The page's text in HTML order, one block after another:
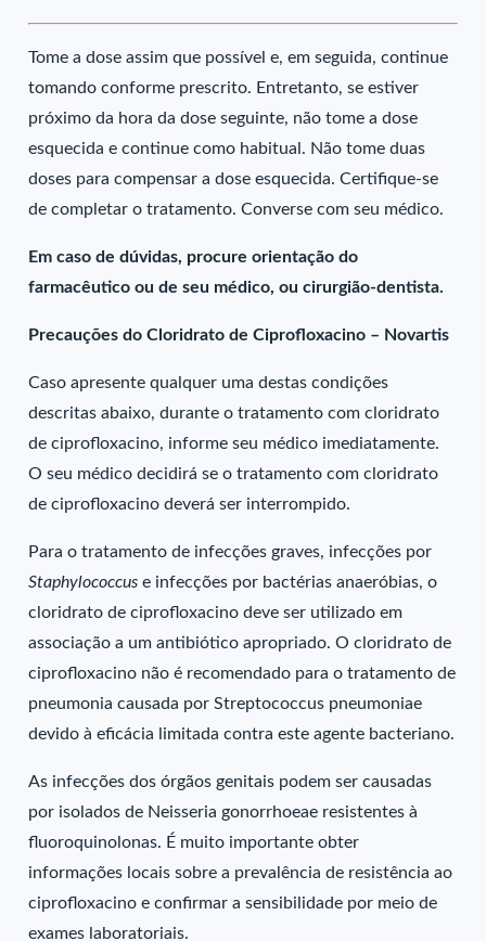
Tome a dose assim que possível e, em seguida, continue
tomando conforme prescrito. Entretanto, se estiver
próximo da hora da dose seguinte, não tome a dose
esquecida e continue como habitual. Não tome duas
doses para compensar a dose esquecida. Certifique-se
de completar o tratamento. Converse com seu médico.
Em caso de dúvidas, procure orientação do
farmacêutico ou de seu médico, ou cirurgião-dentista.
Precauções do Cloridrato de Ciprofloxacino – Novartis
Caso apresente qualquer uma destas condições
descritas abaixo, durante o tratamento com cloridrato
de ciprofloxacino, informe seu médico imediatamente.
O seu médico decidirá se o tratamento com cloridrato
de ciprofloxacino deverá ser interrompido.
Para o tratamento de infecções graves, infecções por
Staphylococcus e infecções por bactérias anaeróbias, o
cloridrato de ciprofloxacino deve ser utilizado em
associação a um antibiótico apropriado. O cloridrato de
ciprofloxacino não é recomendado para o tratamento de
pneumonia causada por Streptococcus pneumoniae
devido à eficácia limitada contra este agente bacteriano.
As infecções dos órgãos genitais podem ser causadas
por isolados de Neisseria gonorrhoeae resistentes à
fluoroquinolonas. É muito importante obter
informações locais sobre a prevalência de resistência ao
ciprofloxacino e confirmar a sensibilidade por meio de
exames laboratoriais.